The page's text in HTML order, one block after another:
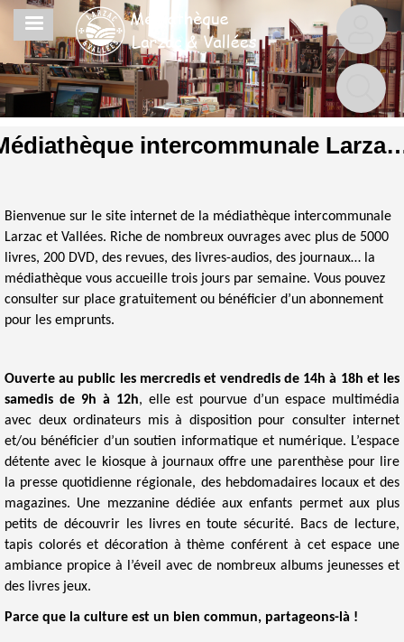
Aller
contenu
principal
MENU
Médiathèque
Bienvenue sur le site internet de la médiathèque intercommunale
Larzac et Vallées. Riche de nombreux ouvrages avec plus de 5000
livres, 200 DVD, des revues, des livres-audios, des journaux… la
médiathèque vous accueille trois jours par semaine. Vous pouvez
consulter sur place gratuitement ou bénéficier d’un abonnement
pour les emprunts.
Ouverte au public les mercredis et vendredis de 14h à 18h et les
samedis de 9h à 12h, elle est pourvue d’un espace multimédia
avec deux ordinateurs mis à disposition pour consulter internet
et/ou bénéficier d’un soutien informatique et numérique. L’espace
détente avec le kiosque à journaux offre une parenthèse pour lire
la presse quotidienne régionale, des hebdomadaires locaux et des
magazines. Une mezzanine dédiée aux enfants permet aux plus
petits de découvrir les livres en toute sécurité. Bacs de lecture,
tapis colorés et décoration à thème conférent à cet espace une
ambiance propice à l’éveil avec de nombreux albums jeunesses et
des livres jeux.​​
Parce que la culture est un bien commun, partageons-là !